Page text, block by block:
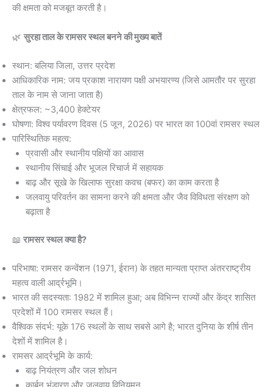
की क्षमता को मजबूत करती है।
🌿 सुरहा ताल के रामसर स्थल बनने की मुख्य बातें
स्थान: बलिया जिला, उत्तर प्रदेश
आधिकारिक नाम: जय प्रकाश नारायण पक्षी अभयारण्य (जिसे आमतौर पर सुरहा
ताल के नाम से जाना जाता है)
क्षेत्रफल: ~3,400 हेक्टेयर
घोषणा: विश्व पर्यावरण दिवस (5 जून, 2026) पर भारत का 100वां रामसर स्थल
पारिस्थितिक महत्व:
प्रवासी और स्थानीय पक्षियों का आवास
स्थानीय सिंचाई और भूजल रिचार्ज में सहायक
बाढ़ और सूखे के खिलाफ सुरक्षा कवच (बफर) का काम करता है
जलवायु परिवर्तन का सामना करने की क्षमता और जैव विविधता संरक्षण को
बढ़ाता है
📖 रामसर स्थल क्या है?
परिभाषा: रामसर कन्वेंशन (1971, ईरान) के तहत मान्यता प्राप्त अंतरराष्ट्रीय
महत्व वाली आर्द्रभूमि।
भारत की सदस्यता: 1982 में शामिल हुआ; अब विभिन्न राज्यों और केंद्र शासित
प्रदेशों में 100 रामसर स्थल हैं।
वैश्विक संदर्भ: यूके 176 स्थलों के साथ सबसे आगे है; भारत दुनिया के शीर्ष तीन
देशों में शामिल है।
रामसर आर्द्रभूमि के कार्य:
बाढ़ नियंत्रण और जल शोधन